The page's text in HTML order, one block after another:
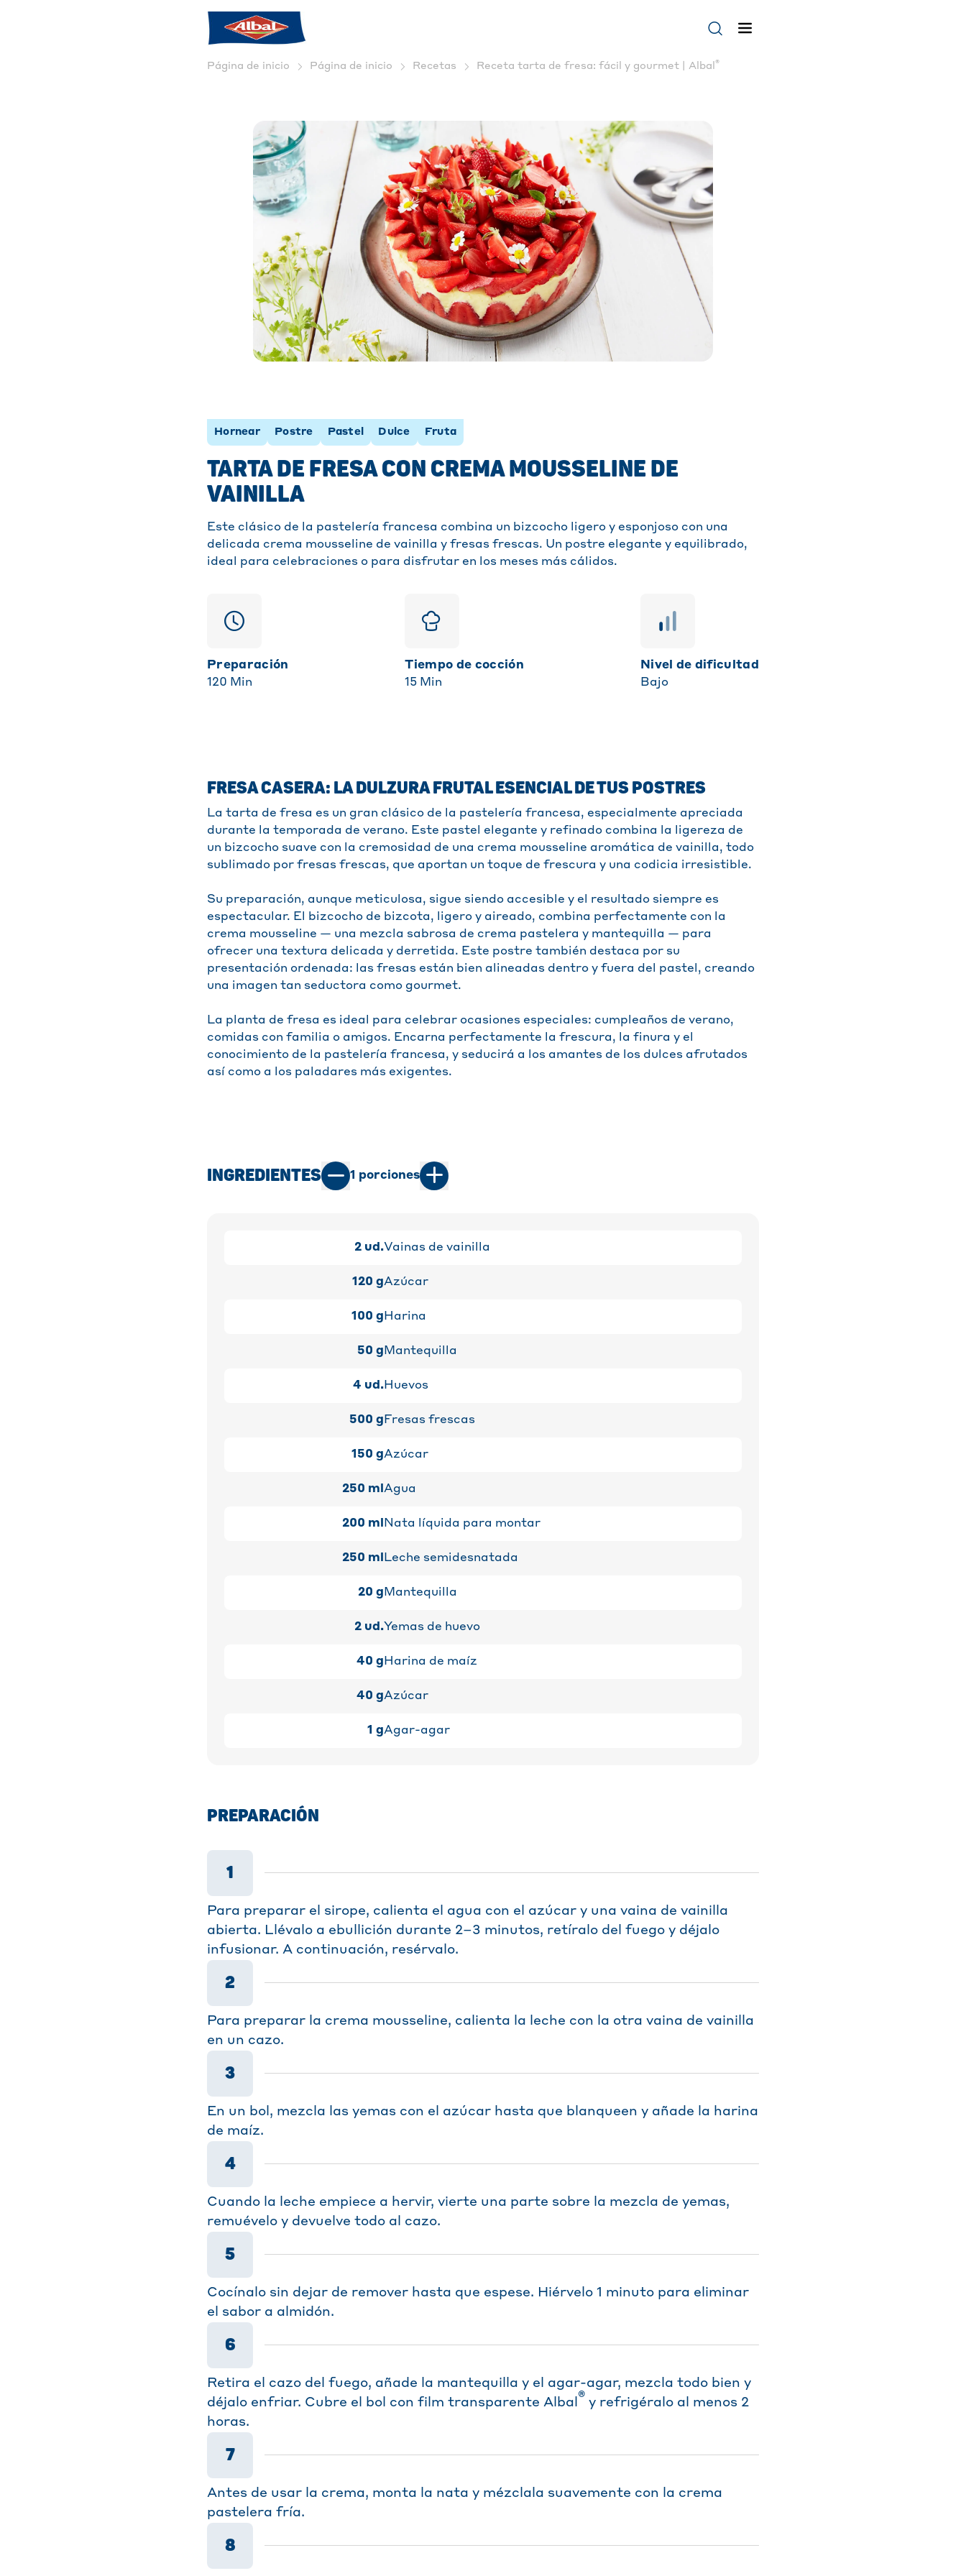
Página de inicio Página de inicio Recetas Receta tarta de fresa: fácil y gourmet | Albal ®
Hornear Postre Pastel Dulce Fruta
TARTA DE FRESA CON CREMA MOUSSELINE DE
VAINILLA
Este clásico de la pastelería francesa combina un bizcocho ligero y esponjoso con una
delicada crema mousseline de vainilla y fresas frescas. Un postre elegante y equilibrado,
ideal para celebraciones o para disfrutar en los meses más cálidos.
Preparación
120 Min
Tiempo de cocción
15 Min
Nivel de dificultad
Bajo
FRESA CASERA: LA DULZURA FRUTAL ESENCIAL DE TUS POSTRES
La tarta de fresa es un gran clásico de la pastelería francesa, especialmente apreciada
durante la temporada de verano. Este pastel elegante y refinado combina la ligereza de
un bizcocho suave con la cremosidad de una crema mousseline aromática de vainilla, todo
sublimado por fresas frescas, que aportan un toque de frescura y una codicia irresistible.
Su preparación, aunque meticulosa, sigue siendo accesible y el resultado siempre es
espectacular. El bizcocho de bizcota, ligero y aireado, combina perfectamente con la
crema mousseline — una mezcla sabrosa de crema pastelera y mantequilla — para
ofrecer una textura delicada y derretida. Este postre también destaca por su
presentación ordenada: las fresas están bien alineadas dentro y fuera del pastel, creando
una imagen tan seductora como gourmet.
La planta de fresa es ideal para celebrar ocasiones especiales: cumpleaños de verano,
comidas con familia o amigos. Encarna perfectamente la frescura, la finura y el
conocimiento de la pastelería francesa, y seducirá a los amantes de los dulces afrutados
así como a los paladares más exigentes.
INGREDIENTES 1 porciones
2 ud.Vainas de vainilla
120 gAzúcar
100 g Harina
50 g Mantequilla
4 ud.Huevos
500 g Fresas frescas
150 gAzúcar
250 mlAgua
200 ml Nata líquida para montar
250 ml Leche semidesnatada
20 g Mantequilla
2 ud.Yemas de huevo
40 g Harina de maíz
40 gAzúcar
1 gAgar-agar
PREPARACIÓN
1
Para preparar el sirope, calienta el agua con el azúcar y una vaina de vainilla
abierta. Llévalo a ebullición durante 2–3 minutos, retíralo del fuego y déjalo
infusionar. A continuación, resérvalo.
2
Para preparar la crema mousseline, calienta la leche con la otra vaina de vainilla
en un cazo.
3
En un bol, mezcla las yemas con el azúcar hasta que blanqueen y añade la harina
de maíz.
4
Cuando la leche empiece a hervir, vierte una parte sobre la mezcla de yemas,
remuévelo y devuelve todo al cazo.
5
Cocínalo sin dejar de remover hasta que espese. Hiérvelo 1 minuto para eliminar
el sabor a almidón.
6
Retira el cazo del fuego, añade la mantequilla y el agar-agar, mezcla todo bien y
déjalo enfriar. Cubre el bol con film transparente Albal ® y refrigéralo al menos 2
horas.
7
Antes de usar la crema, monta la nata y mézclala suavemente con la crema
pastelera fría.
8